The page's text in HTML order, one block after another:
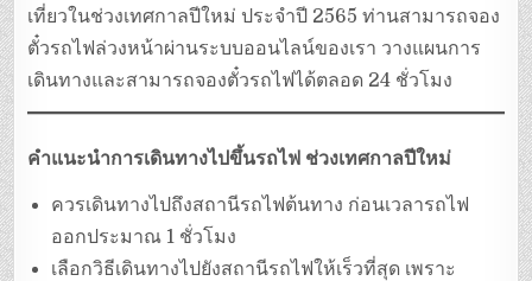
เที่ยวในช่วงเทศกาลปีใหม่ ประจำปี 2565 ท่านสามารถจอง
ตั๋วรถไฟล่วงหน้าผ่านระบบออนไลน์ของเรา วางแผนการ
เดินทางและสามารถจองตั๋วรถไฟได้ตลอด 24 ชั่วโมง
คำแนะนำการเดินทางไปขึ้นรถไฟ ช่วงเทศกาลปีใหม่
ควรเดินทางไปถึงสถานีรถไฟต้นทาง ก่อนเวลารถไฟ
ออกประมาณ 1 ชั่วโมง
เลือกวิธีเดินทางไปยังสถานีรถไฟให้เร็วที่สุด เพราะ